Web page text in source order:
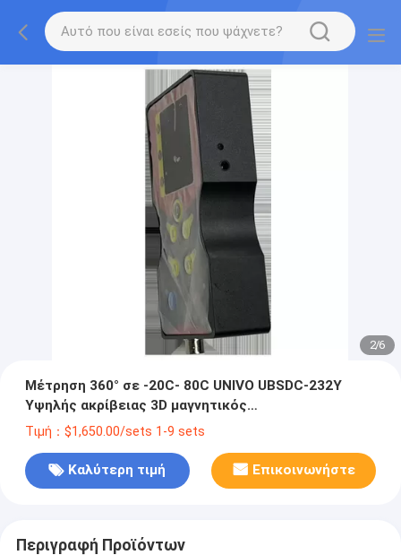
2/6
Μέτρηση 360° σε -20C- 80C UNIVO UBSDC-232Y
Υψηλής ακρίβειας 3D μαγνητικός
βορειοαναζητητής
Τιμή：$1,650.00/sets 1-9 sets
Καλύτερη τιμή Επικοινωνήστε
Περιγραφή Προϊόντων